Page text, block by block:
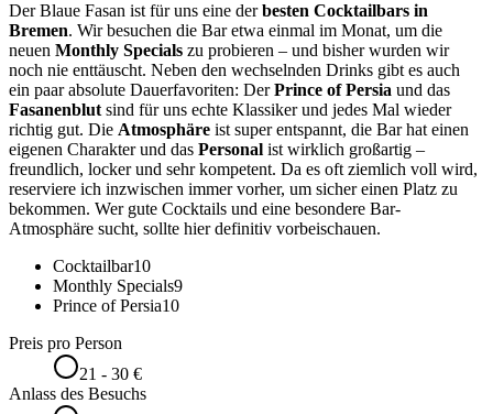
Der Blaue Fasan ist für uns eine derbesten Cocktailbars in
Bremen. Wir besuchen die Bar etwa einmal im Monat, um die
neuen Monthly Specials zu probieren – und bisher wurden wir
noch nie enttäuscht. Neben den wechselnden Drinks gibt es auch
ein paar absolute Dauerfavoriten: DerPrince of Persia und das
Fasanenblut sind für uns echte Klassiker und jedes Mal wieder
richtig gut. Die Atmosphäre ist super entspannt, die Bar hat einen
eigenen Charakter und das Personal ist wirklich großartig –
freundlich, locker und sehr kompetent. Da es oft ziemlich voll wird,
reserviere ich inzwischen immer vorher, um sicher einen Platz zu
bekommen. Wer gute Cocktails und eine besondere Bar-
Atmosphäre sucht, sollte hier definitiv vorbeischauen.
Cocktailbar10
Monthly Specials9
Prince of Persia10
Preis pro Person
21 - 30 €
Anlass des Besuchs